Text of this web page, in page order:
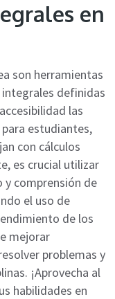
en
son herramientas
definidas
las
estudiantes,
con cálculos
es crucial utilizar
y comprensión de
el uso de
de los
mejorar
problemas y
¡Aprovecha al
habilidades en